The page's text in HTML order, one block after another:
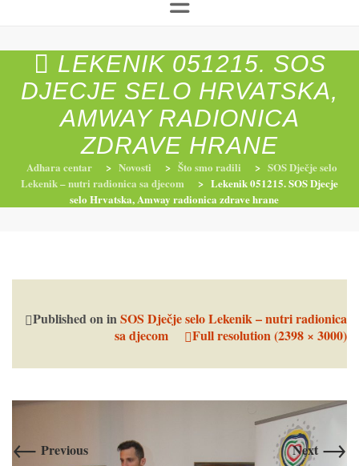
to
PROGRAMI PREHRANE PRIRODNO MRŠAVLJENJE
RADIONICE NUTRI-ORDINACIJA TRETMANI
YOGA I TRENINZI
LEKENIK 051215. SOS
DJECJE SELO HRVATSKA,
AMWAY RADIONICA
ZDRAVE HRANE
Adhara centar > Novosti > Što smo radili > SOS Dječje selo
Lekenik – nutri radionica sa djecom
> Lekenik 051215. SOS Djecje
selo Hrvatska, Amway radionica zdrave hrane
Published oninSOS Dječje selo Lekenik – nutri radionica
sa djecom
Full resolution (2398 × 3000)
← Previous Next →